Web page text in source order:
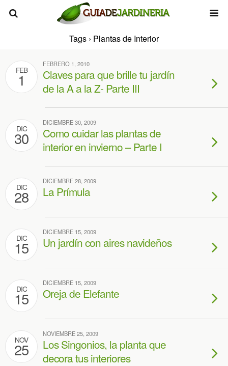
Tags › Plantas de Interior
FEB
1
FEBRERO 1, 2010
Claves para que brille tu jardín
de la A a la Z- Parte III
DIC
30
DICIEMBRE 30, 2009
Como cuidar las plantas de
interior en invierno – Parte I
DIC
28
DICIEMBRE 28, 2009
La Prímula
DIC
15
DICIEMBRE 15, 2009
Un jardín con aires navideños
DIC
15
DICIEMBRE 15, 2009
Oreja de Elefante
NOV
25
NOVIEMBRE 25, 2009
Los Singonios, la planta que
decora tus interiores